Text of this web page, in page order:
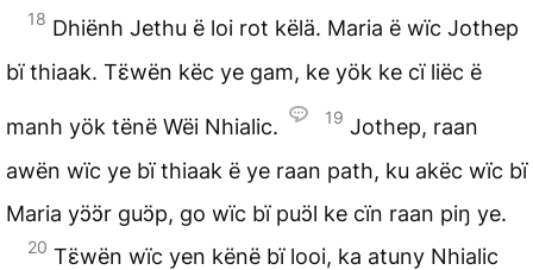
18 Dhiënh Jethu ë loi rot këlä. Maria ë wïc Jothep
bï thiaak. Tɛ̈wën këc ye gam, ke yök ke cï liëc ë
manh yök tënë Wëi Nhialic. 19 Jothep, raan
awën wïc ye bï thiaak ë ye raan path, ku akëc wïc bï
Maria yɔ̈ɔ̈r guɔ̈p, go wïc bï puɔ̈l ke cïn raan piŋ ye.
20 Tɛ̈wën wïc yen kënë bï looi, ka atuny Nhialic